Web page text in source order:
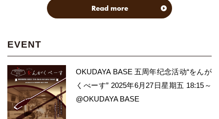
Read more
EVENT
OKUDAYA BASE 五周年纪念活动“をんが
くべーす” 2025年6月27日星期五 18:15～
@OKUDAYA BASE